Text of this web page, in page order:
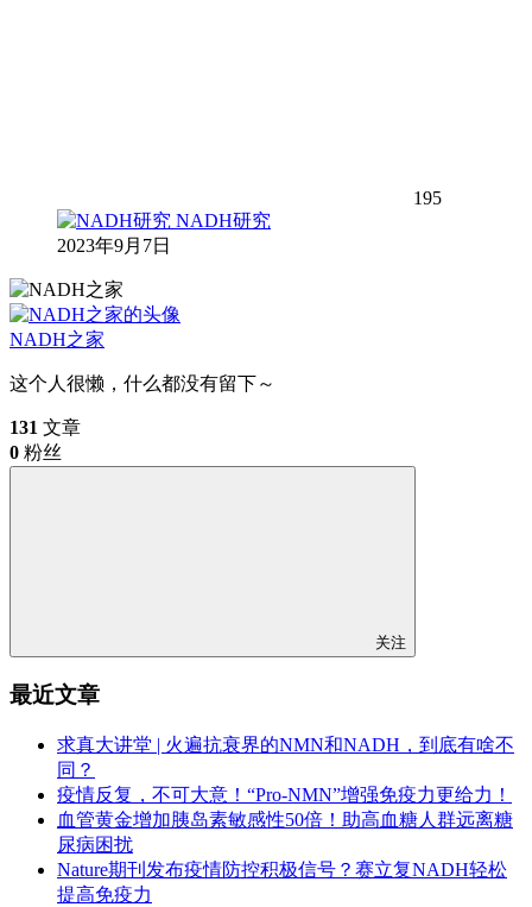
195
NADH研究
2023年9月7日
NADH之家
这个人很懒，什么都没有留下～
131 文章
0 粉丝
关注
最近文章
求真大讲堂 | 火遍抗衰界的NMN和NADH，到底有啥不
同？
疫情反复，不可大意！“Pro-NMN”增强免疫力更给力！
血管黄金增加胰岛素敏感性50倍！助高血糖人群远离糖
尿病困扰
Nature期刊发布疫情防控积极信号？赛立复NADH轻松
提高免疫力